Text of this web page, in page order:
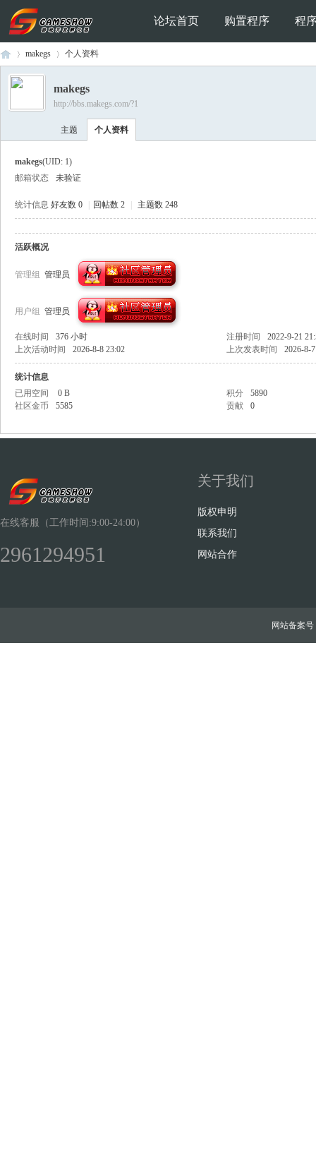
论坛首页 购置程序 程
›
makegs 个人资料
makegs
http://bbs.makegs.com/?1
主题 个人资料
makegs(UID: 1)
邮箱状态
未验证
统计信息 好友数 0 回帖数 2 主题数 248
活跃概况
管理组 管理员
用户组 管理员
在线时间 376 小时 注册时间
2022-9-21
上次活动时间
2026-8-8 23:02 上次发表时间 2026-8-
统计信息
已用空间
0 B 积分
5890
社区金币
5585 贡献 0
在线客服（工作时间:9:00-24:00）
2961294951
关于我们
版权申明
联系我们
网站合作
网站备案号